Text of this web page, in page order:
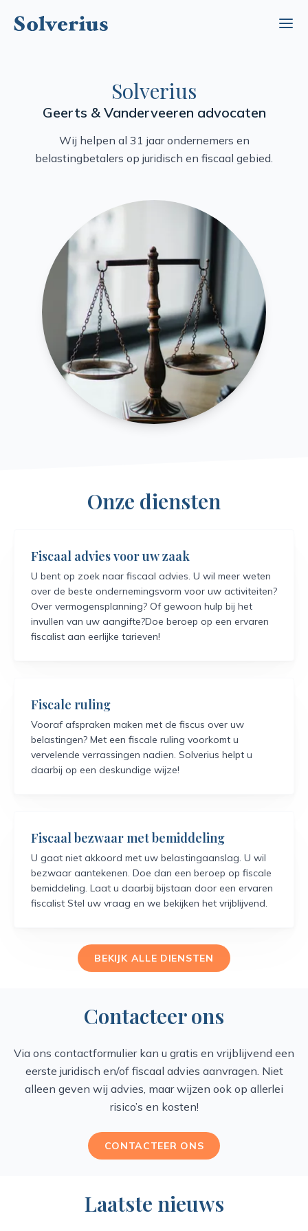
Solverius
Geerts & Vanderveeren advocaten
Wij helpen al 31 jaar ondernemers en
belastingbetalers op juridisch en fiscaal gebied.
Onze diensten
Fiscaal advies voor uw zaak
U bent op zoek naar fiscaal advies. U wil meer weten
over de beste ondernemingsvorm voor uw activiteiten?
Over vermogensplanning? Of gewoon hulp bij het
invullen van uw aangifte?Doe beroep op een ervaren
fiscalist aan eerlijke tarieven!
Fiscale ruling
Vooraf afspraken maken met de fiscus over uw
belastingen? Met een fiscale ruling voorkomt u
vervelende verrassingen nadien. Solverius helpt u
daarbij op een deskundige wijze!
Fiscaal bezwaar met bemiddeling
U gaat niet akkoord met uw belastingaanslag. U wil
bezwaar aantekenen. Doe dan een beroep op fiscale
bemiddeling. Laat u daarbij bijstaan door een ervaren
fiscalist Stel uw vraag en we bekijken het vrijblijvend.
BEKIJK ALLE DIENSTEN
Contacteer ons
Via ons contactformulier kan u gratis en vrijblijvend een
eerste juridisch en/of fiscaal advies aanvragen. Niet
alleen geven wij advies, maar wijzen ook op allerlei
risico’s en kosten!
CONTACTEER ONS
Laatste nieuws